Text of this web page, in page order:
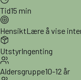
Tid15 min
HensiktLære å vise
UtstyrIngenting
Aldersgruppe10-12 år